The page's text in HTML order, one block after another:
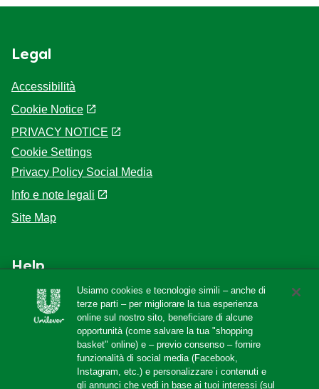
Legal
Accessibilità
Cookie Notice
PRIVACY NOTICE
Cookie Settings
Privacy Policy Social Media
Info e note legali
Site Map
Help
F.A.Q
Localizzatore di negozi
Amazon Store
Usiamo cookies e tecnologie simili – anche di
terze parti – per migliorare la tua esperienza
online sul nostro sito, beneficiare di alcune
opportunità (come salvare la tua "shopping
basket" online) e – previo consenso – fornire
funzionalità di social media (Facebook,
Instagram, etc.) e personalizzare i contenuti e
gli annunci che vedi in base ai tuoi interessi (sul